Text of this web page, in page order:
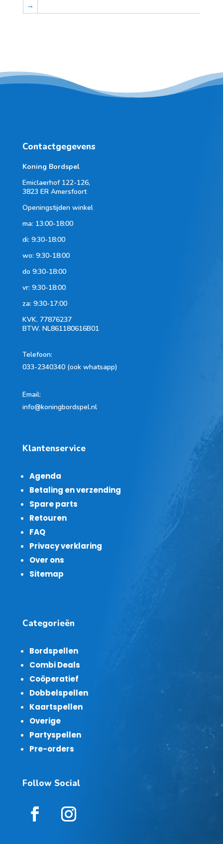
→
Contactgegevens
Koning Bordspel
Emiclaerhof 122-126,
3823 ER Amersfoort
Openingstijden winkel
ma: 13:00-18:00
di: 9:30-18:00
wo: 9:30-18:00
do 9:30-18:00
vr: 9:30-18:00
za: 9:30-17:00
KVK. 77876237
BTW. NL861180616B01
Telefoon:
033-2340340 (ook whatsapp)
Email:
info@koningbordspel.nl
Klantenservice
Agenda
Betaling en verzending
Spare parts
Retouren
FAQ
Privacy verklaring
Over ons
Sitemap
Categorieën
Bordspellen
Combi Deals
Coöperatief
Dobbelspellen
Kaartspellen
Overige
Partyspellen
Pre-orders
Follow Social